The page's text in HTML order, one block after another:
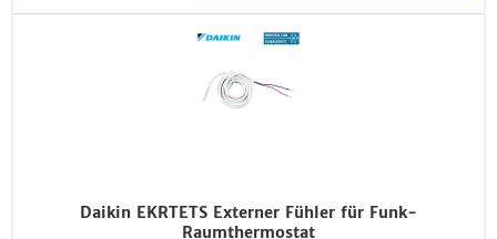
Daikin EKRTETS Externer Fühler für Funk-
Raumthermostat